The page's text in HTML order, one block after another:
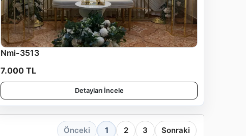
Nmi-3513
7.000 TL
Detayları İncele
Önceki 1 2 3 Sonraki